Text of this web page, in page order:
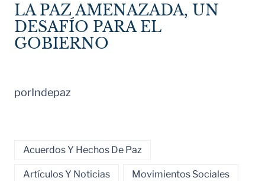
LA PAZ AMENAZADA, UN
DESAFÍO PARA EL
GOBIERNO
porIndepaz
Acuerdos Y Hechos De Paz
Artículos Y Noticias Movimientos Sociales